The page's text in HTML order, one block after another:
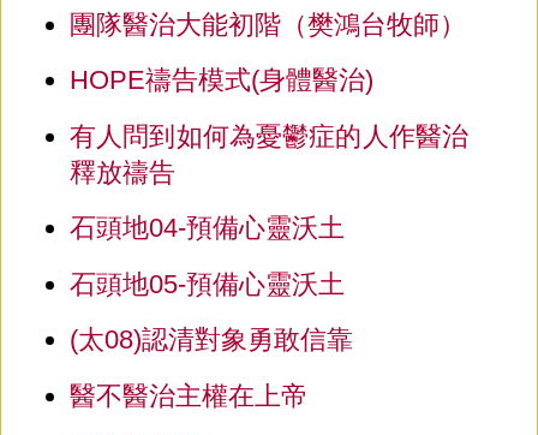
團隊醫治大能初階（樊鴻台牧師）
HOPE禱告模式(身體醫治)
有人問到如何為憂鬱症的人作醫治
釋放禱告
石頭地04-預備心靈沃土
石頭地05-預備心靈沃土
(太08)認清對象勇敢信靠
醫不醫治主權在上帝